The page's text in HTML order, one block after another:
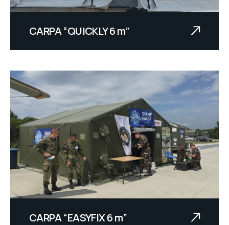
CARPA “QUICKLY 6 m”
CARPA “EASYFIX 6 m”